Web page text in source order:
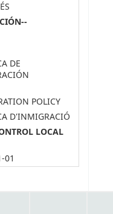
DE
POLICY
D'INMIGRACIÓ
LOCAL
01